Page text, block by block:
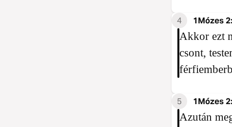
4 1Mózes
Akkor ezt
csont,
5 1Mózes
Azután